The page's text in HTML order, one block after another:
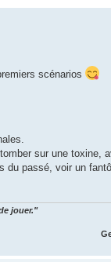
scénarios
sur une toxine,
du passé, voir un
jouer."